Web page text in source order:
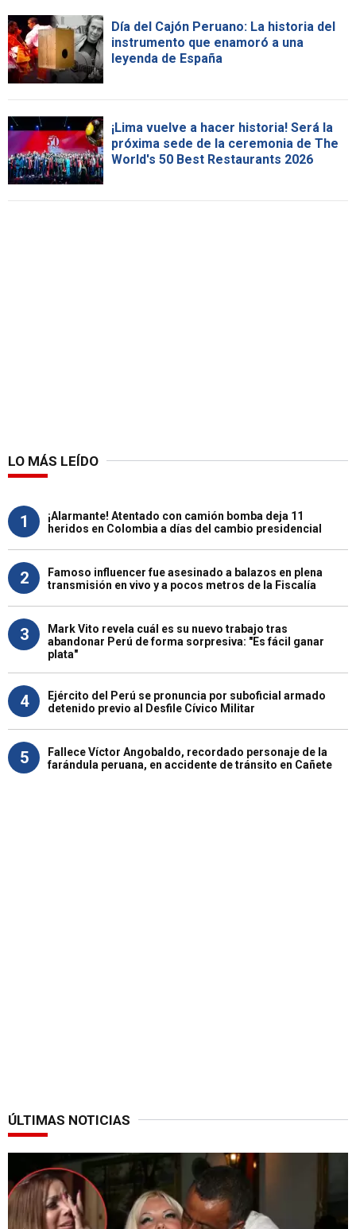
Día del Cajón Peruano: La historia del
instrumento que enamoró a una
leyenda de España
¡Lima vuelve a hacer historia! Será la
próxima sede de la ceremonia de The
World's 50 Best Restaurants 2026
LO MÁS LEÍDO
1
¡Alarmante! Atentado con camión bomba deja 11
heridos en Colombia a días del cambio presidencial
2
Famoso influencer fue asesinado a balazos en plena
transmisión en vivo y a pocos metros de la Fiscalía
3
Mark Vito revela cuál es su nuevo trabajo tras
abandonar Perú de forma sorpresiva: "Es fácil ganar
plata"
4
Ejército del Perú se pronuncia por suboficial armado
detenido previo al Desfile Cívico Militar
5
Fallece Víctor Angobaldo, recordado personaje de la
farándula peruana, en accidente de tránsito en Cañete
ÚLTIMAS NOTICIAS